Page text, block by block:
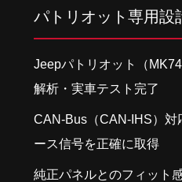
パトリオット専用設
Jeepパトリオット（
解析・実車テスト完了
CAN-Bus（CAN-IHS）対
ース信号を正確に取得
純正パネルとのフィット